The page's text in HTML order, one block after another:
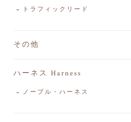
トラフィックリード
その他
ハーネス Harness
ノープル・ハーネス